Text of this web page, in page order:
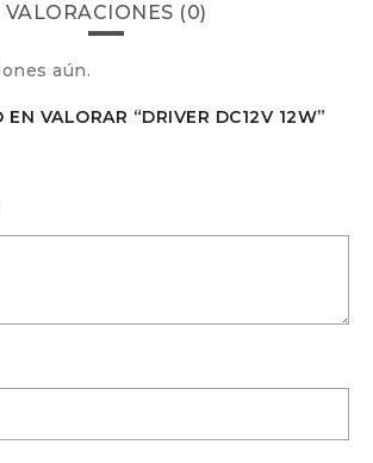
VALORACIONES (0)
aún.
EN VALORAR “DRIVER DC12V 12W”